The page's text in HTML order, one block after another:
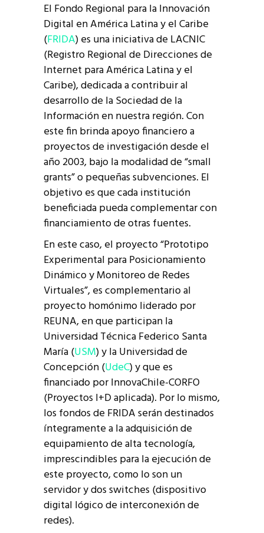
El Fondo Regional para la Innovación
Digital en América Latina y el Caribe
(FRIDA) es una iniciativa de LACNIC
(Registro Regional de Direcciones de
Internet para América Latina y el
Caribe), dedicada a contribuir al
desarrollo de la Sociedad de la
Información en nuestra región. Con
este fin brinda apoyo financiero a
proyectos de investigación desde el
año 2003, bajo la modalidad de “small
grants” o pequeñas subvenciones. El
objetivo es que cada institución
beneficiada pueda complementar con
financiamiento de otras fuentes.
En este caso, el proyecto “Prototipo
Experimental para Posicionamiento
Dinámico y Monitoreo de Redes
Virtuales”, es complementario al
proyecto homónimo liderado por
REUNA, en que participan la
Universidad Técnica Federico Santa
María (USM) y la Universidad de
Concepción (UdeC) y que es
financiado por InnovaChile-CORFO
(Proyectos I+D aplicada). Por lo mismo,
los fondos de FRIDA serán destinados
íntegramente a la adquisición de
equipamiento de alta tecnología,
imprescindibles para la ejecución de
este proyecto, como lo son un
servidor y dos switches (dispositivo
digital lógico de interconexión de
redes).